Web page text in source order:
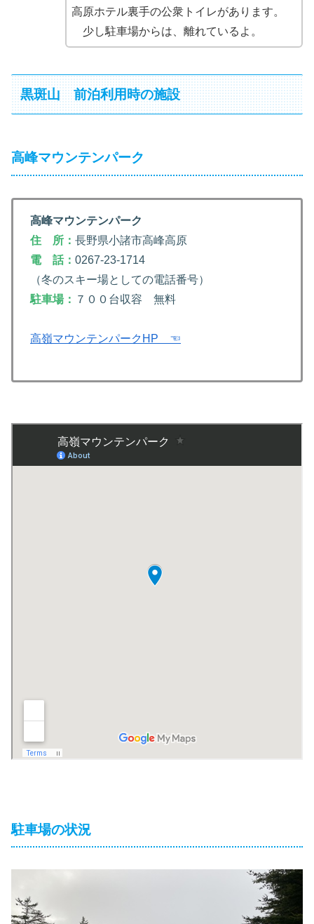
高原ホテル裏手の公衆トイレがあります。
少し駐車場からは、離れているよ。
黒斑山 前泊利用時の施設
高峰マウンテンパーク
高峰マウンテンパーク
住 所： 長野県小諸市高峰高原
電 話： 0267-23-1714
（冬のスキー場としての電話番号）
駐車場： ７００台収容 無料
高嶺マウンテンパークHP ☜
駐車場の状況